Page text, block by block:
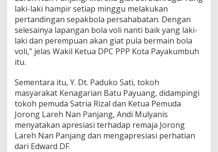
a
n
g
laki-laki hampir setiap minggu melakukan
pertandingan sepakbola persahabatan. Dengan
selesainya lapangan bola voli nanti baik yang laki-
laki dan perempuan akan giat pula bermain bola
voli,” jelas Wakil Ketua DPC PPP Kota Payakumbuh
itu.
Sementara itu, Y. Dt. Paduko Sati, tokoh
masyarakat Kenagarian Batu Payuang, didampingi
tokoh pemuda Satria Rizal dan Ketua Pemuda
Jorong Lareh Nan Panjang, Andi Mulyanis
menyatakan apresiasi terhadap remaja Jorong
Lareh Nan Panjang dan mengapresiasi perhatian
dari Edward DF.